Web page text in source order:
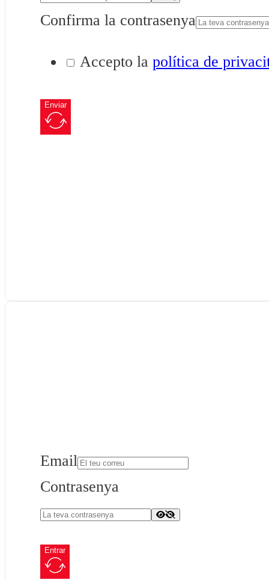
Confirma la contrasenya
Accepto la política de
Enviar
Email
Contrasenya
Entrar